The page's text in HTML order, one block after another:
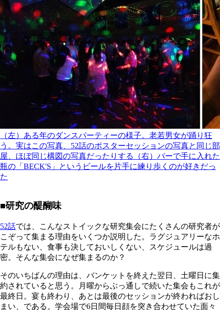
（左）ある年のダンスパーティーの様子。老若男女が踊り狂
う。実はこの写真、52話のポスターセッションの写真と同じ部
屋、ほぼ同じ構図の写真だったりする（右）バーで手に入れた
瓶の「BECK'S」というビールを片手に練り歩くのが好きだっ
た
■研究の醍醐味
52話では、こんなストイックな研究集会にたくさんの研究者が
こぞって集まる理由をいくつか説明した。ラグジュアリーなホ
テルもない、食事も決しておいしくない、スケジュールは過
密。そんな集会になぜ集まるのか？
そのいちばんの理由は、バンケットを終えた翌日、土曜日に集
約されていると思う。月曜からぶっ通しで続いた集会もこれが
最終日。宴も終わり、あとは最後のセッションが終わればおし
まい、である。学会場で6日間毎日顔を突き合わせていた面々